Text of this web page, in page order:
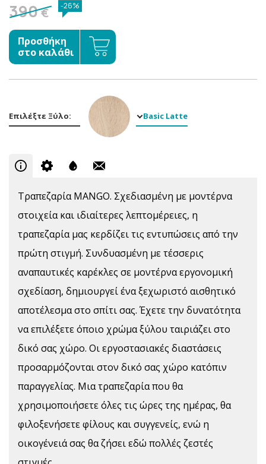
390€ -26%
Προσθήκη
στο καλάθι
Επιλέξτε Ξύλο: Basic Latte
Τραπεζαρία MANGO. Σχεδιασμένη με μοντέρνα
στοιχεία και ιδιαίτερες λεπτομέρειες, η
τραπεζαρία μας κερδίζει τις εντυπώσεις από την
πρώτη στιγμή. Συνδυασμένη με τέσσερις
αναπαυτικές καρέκλες σε μοντέρνα εργονομική
σχεδίαση, δημιουργεί ένα ξεχωριστό αισθητικό
αποτέλεσμα στο σπίτι σας. Έχετε την δυνατότητα
να επιλέξετε όποιο χρώμα ξύλου ταιριάζει στο
δικό σας χώρο. Οι εργοστασιακές διαστάσεις
προσαρμόζονται στον δικό σας χώρο κατόπιν
παραγγελίας. Μια τραπεζαρία που θα
χρησιμοποιήσετε όλες τις ώρες της ημέρας, θα
φιλοξενήσετε φίλους και συγγενείς, ενώ η
οικογένειά σας θα ζήσει εδώ πολλές ζεστές